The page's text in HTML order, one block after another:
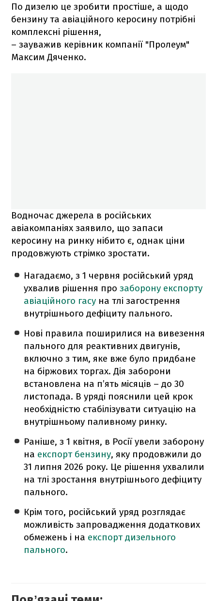
По дизелю це зробити простіше, а щодо
бензину та авіаційного керосину потрібні
комплексні рішення,
– зауважив керівник компанії "Пролеум"
Максим Дяченко.
Водночас джерела в російських
авіакомпаніях заявило, що запаси
керосину на ринку нібито є, однак ціни
продовжують стрімко зростати.
Нагадаємо, з 1 червня російський уряд
ухвалив рішення прозаборону експорту
авіаційного гасу на тлі загострення
внутрішнього дефіциту пального.
Нові правила поширилися на вивезення
пального для реактивних двигунів,
включно з тим, яке вже було придбане
на біржових торгах. Дія заборони
встановлена на п’ять місяців – до 30
листопада. В уряді пояснили цей крок
необхідністю стабілізувати ситуацію на
внутрішньому паливному ринку.
Раніше, з 1 квітня, в Росії увели заборону
на експорт бензину, яку продовжили до
31 липня 2026 року. Це рішення ухвалили
на тлі зростання внутрішнього дефіциту
пального.
Крім того, російський уряд розглядає
можливість запровадження додаткових
обмежень і на експорт дизельного
пального.